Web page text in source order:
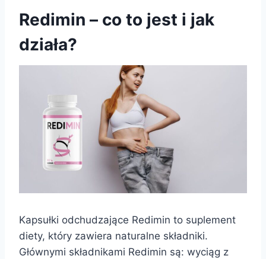
Redimin – co to jest i jak
działa?
Kapsułki odchudzające Redimin to suplement
diety, który zawiera naturalne składniki.
Głównymi składnikami Redimin są: wyciąg z